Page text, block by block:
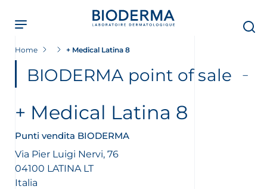
main
content
Home + Medical Latina 8
BIODERMA point of sale
+ Medical Latina 8
Punti vendita BIODERMA
Via Pier Luigi Nervi, 76
04100 LATINA LT
Italia